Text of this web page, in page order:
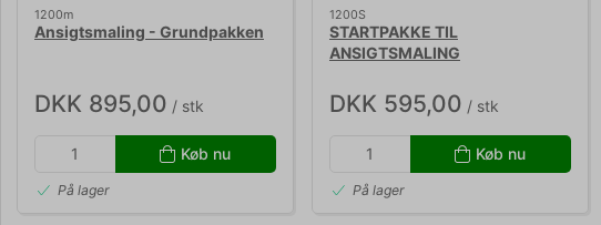
1200m
Ansigtsmaling - Grundpakken
DKK 895,00 / stk
Køb nu
På lager
1200S
STARTPAKKE TIL
ANSIGTSMALING
DKK 595,00 / stk
Køb nu
På lager